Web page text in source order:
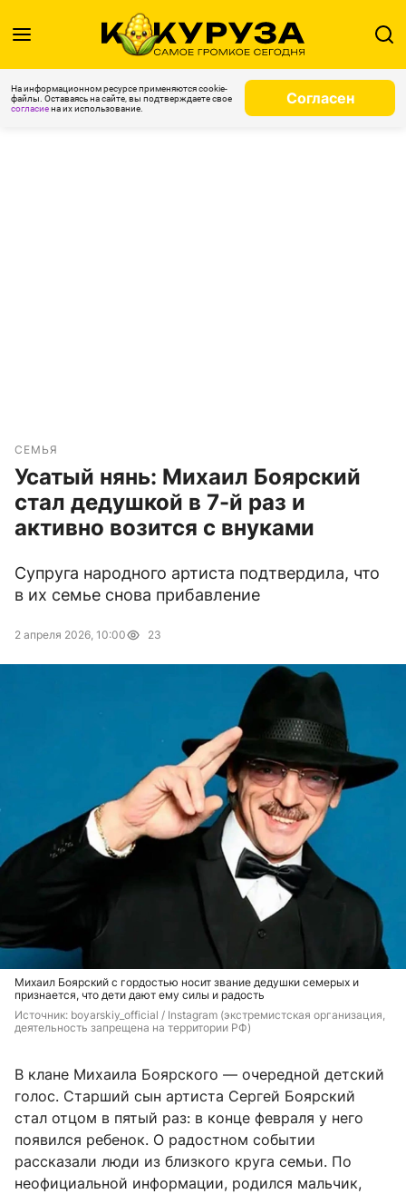
На информационном ресурсе применяются cookie-
файлы. Оставаясь на сайте, вы подтверждаете свое
согласиена их использование.
Согласен
СЕМЬЯ
Усатый нянь: Михаил Боярский
стал дедушкой в 7-й раз и
активно возится с внуками
Супруга народного артиста подтвердила, что
в их семье снова прибавление
2 апреля 2026, 10:00 23
Михаил Боярский с гордостью носит звание дедушки семерых и
признается, что дети дают ему силы и радость
Источник: boyarskiy_official / Instagram (экстремистская организация,
деятельность запрещена на территории РФ)
В клане Михаила Боярского — очередной детский
голос. Старший сын артиста Сергей Боярский
стал отцом в пятый раз: в конце февраля у него
появился ребенок. О радостном событии
рассказали люди из близкого круга семьи. По
неофициальной информации, родился мальчик,